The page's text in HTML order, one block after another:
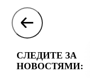
СЛЕДИТЕ ЗА
НОВОСТЯМИ: